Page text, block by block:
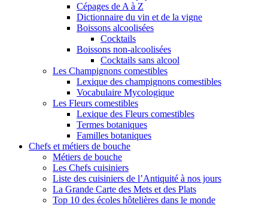
Cépages de A à Z
Dictionnaire du vin et de la vigne
Boissons alcoolisées
Cocktails
Boissons non-alcoolisées
Cocktails sans alcool
Les Champignons comestibles
Lexique des champignons comestibles
Vocabulaire Mycologique
Les Fleurs comestibles
Lexique des Fleurs comestibles
Termes botaniques
Familles botaniques
Chefs et métiers de bouche
Métiers de bouche
Les Chefs cuisiniers
Liste des cuisiniers de l’Antiquité à nos jours
La Grande Carte des Mets et des Plats
Top 10 des écoles hôtelières dans le monde